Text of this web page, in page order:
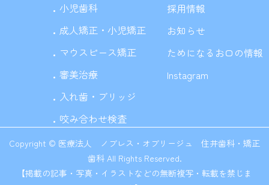
小児歯科
成人矯正・小児矯正
マウスピース矯正
審美治療
入れ歯・ブリッジ
咬み合わせ検査
採用情報
お知らせ
ためになるお口の情報
Instagram
Copyright © 医療法人 ノブレス・オブリージュ 住井歯科・矯正
歯科 All Rights Reserved.
【掲載の記事・写真・イラストなどの無断複写・転載を禁じま